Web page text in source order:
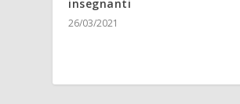
insegnanti
26/03/2021